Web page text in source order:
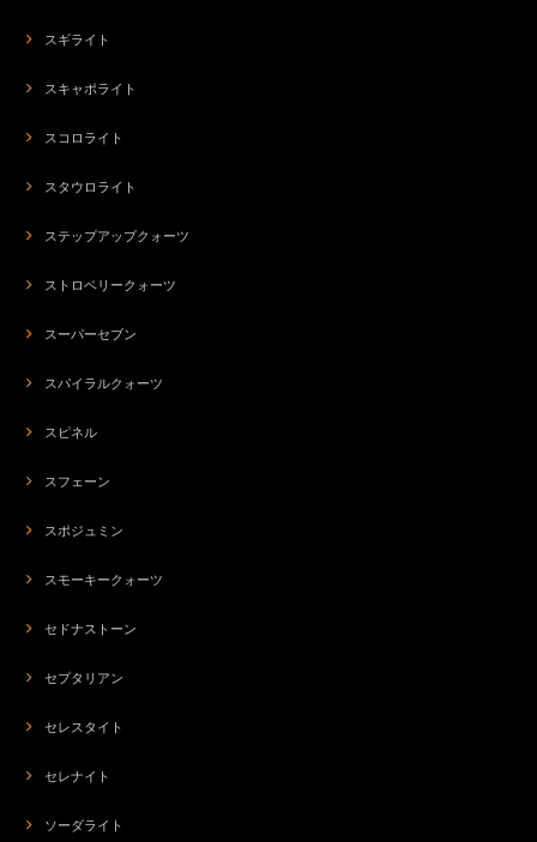
スギライト
スキャポライト
スコロライト
スタウロライト
ステップアップクォーツ
ストロベリークォーツ
スーパーセブン
スパイラルクォーツ
スピネル
スフェーン
スポジュミン
スモーキークォーツ
セドナストーン
セプタリアン
セレスタイト
セレナイト
ソーダライト